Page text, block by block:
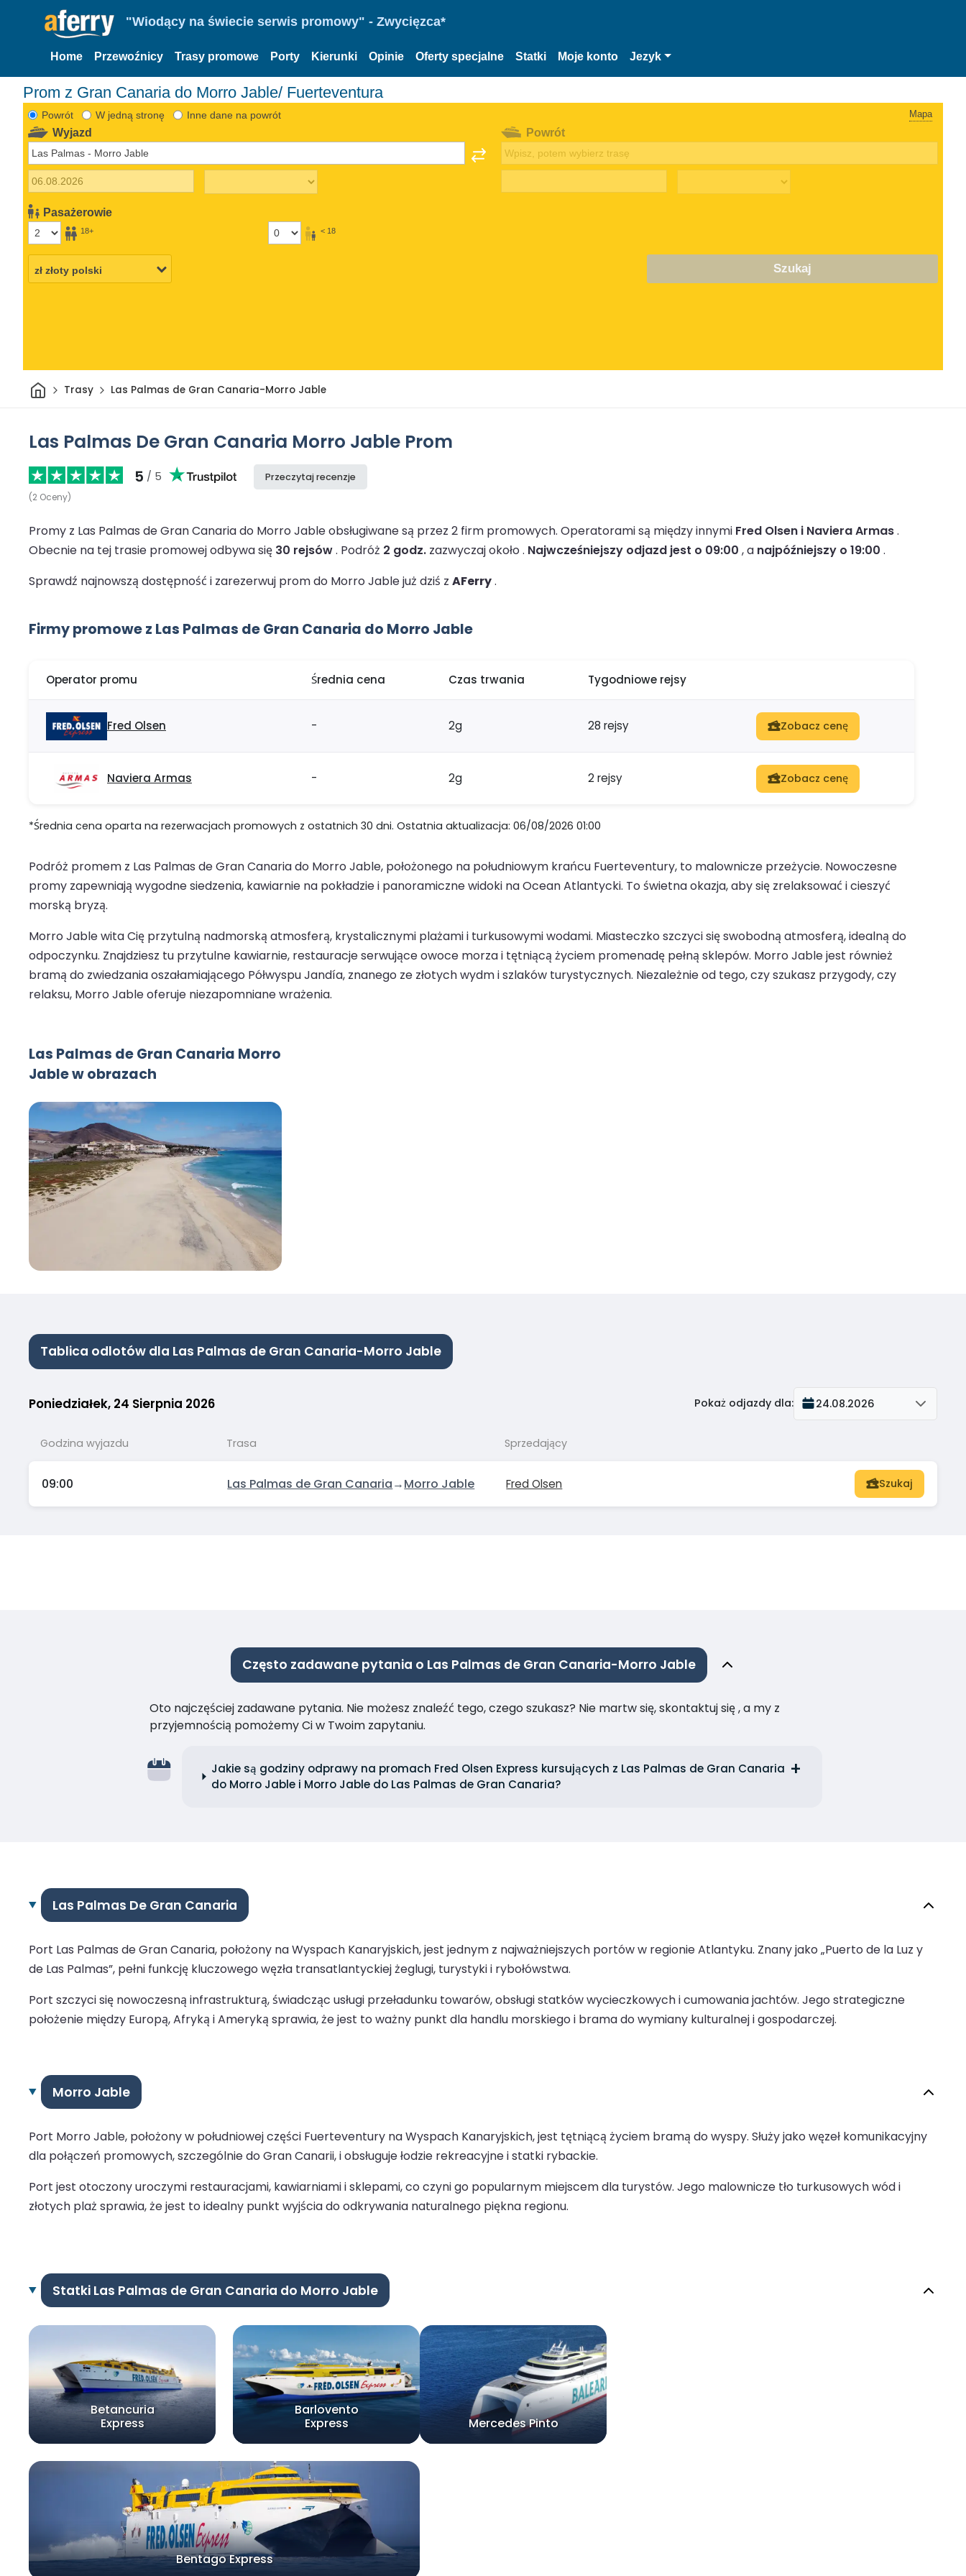
"Wiodący na świecie serwis promowy" - Zwycięzca*
Home Przewoźnicy Trasy promowe Porty Kierunki Opinie Oferty specjalne Statki Moje konto Jezyk
Prom z Gran Canaria do Morro Jable/ Fuerteventura
Powrót W jedną stronę Inne dane na powrót Mapa
Wyjazd
Pasażerowie
18+ < 18
Powrót
Szukaj
DomTrasy Las Palmas de Gran Canaria-Morro Jable
Las Palmas De Gran Canaria Morro Jable Prom
5 / 5
(2 Oceny)
Przeczytaj recenzje
Promy z Las Palmas de Gran Canaria do Morro Jable obsługiwane są przez 2 firm promowych. Operatorami są między innymi Fred Olsen i Naviera Armas.
Obecnie na tej trasie promowej odbywa się 30 rejsów. Podróż 2 godz. zazwyczaj około . Najwcześniejszy odjazd jest o 09:00 , a najpóźniejszy o 19:00 .
Sprawdź najnowszą dostępność i zarezerwuj prom do Morro Jable już dziś z AFerry.
Firmy promowe z Las Palmas de Gran Canaria do Morro Jable
Operator promu Średnia cena Czas trwania Tygodniowe rejsy
Fred Olsen - 2g 28 rejsy Zobacz cenę
Naviera Armas - 2g 2 rejsy Zobacz cenę
*Średnia cena oparta na rezerwacjach promowych z ostatnich 30 dni. Ostatnia aktualizacja: 06/08/2026 01:00
Podróż promem z Las Palmas de Gran Canaria do Morro Jable, położonego na południowym krańcu Fuerteventury, to malownicze przeżycie. Nowoczesne
promy zapewniają wygodne siedzenia, kawiarnie na pokładzie i panoramiczne widoki na Ocean Atlantycki. To świetna okazja, aby się zrelaksować i cieszyć
morską bryzą.
Morro Jable wita Cię przytulną nadmorską atmosferą, krystalicznymi plażami i turkusowymi wodami. Miasteczko szczyci się swobodną atmosferą, idealną do
odpoczynku. Znajdziesz tu przytulne kawiarnie, restauracje serwujące owoce morza i tętniącą życiem promenadę pełną sklepów. Morro Jable jest również
bramą do zwiedzania oszałamiającego Półwyspu Jandía, znanego ze złotych wydm i szlaków turystycznych. Niezależnie od tego, czy szukasz przygody, czy
relaksu, Morro Jable oferuje niezapomniane wrażenia.
Las Palmas de Gran Canaria Morro
Jable w obrazach
Tablica odlotów dla Las Palmas de Gran Canaria-Morro Jable
Poniedziałek, 24 Sierpnia 2026 Pokaż odjazdy dla: 24.08.2026
Godzina wyjazdu Trasa Sprzedający
09:00 Las Palmas de Gran Canaria→Morro Jable Fred Olsen Szukaj
Często zadawane pytania o Las Palmas de Gran Canaria-Morro Jable
Oto najczęściej zadawane pytania. Nie możesz znaleźć tego, czego szukasz? Nie martw się, skontaktuj się , a my z
przyjemnością pomożemy Ci w Twoim zapytaniu.
Jakie są godziny odprawy na promach Fred Olsen Express kursujących z Las Palmas de Gran Canaria
do Morro Jable i Morro Jable do Las Palmas de Gran Canaria?
Las Palmas De Gran Canaria
Port Las Palmas de Gran Canaria, położony na Wyspach Kanaryjskich, jest jednym z najważniejszych portów w regionie Atlantyku. Znany jako „Puerto de la Luz y
de Las Palmas”, pełni funkcję kluczowego węzła transatlantyckiej żeglugi, turystyki i rybołówstwa.
Port szczyci się nowoczesną infrastrukturą, świadcząc usługi przeładunku towarów, obsługi statków wycieczkowych i cumowania jachtów. Jego strategiczne
położenie między Europą, Afryką i Ameryką sprawia, że jest to ważny punkt dla handlu morskiego i brama do wymiany kulturalnej i gospodarczej.
Morro Jable
Port Morro Jable, położony w południowej części Fuerteventury na Wyspach Kanaryjskich, jest tętniącą życiem bramą do wyspy. Służy jako węzeł komunikacyjny
dla połączeń promowych, szczególnie do Gran Canarii, i obsługuje łodzie rekreacyjne i statki rybackie.
Port jest otoczony uroczymi restauracjami, kawiarniami i sklepami, co czyni go popularnym miejscem dla turystów. Jego malownicze tło turkusowych wód i
złotych plaż sprawia, że jest to idealny punkt wyjścia do odkrywania naturalnego piękna regionu.
Statki Las Palmas de Gran Canaria do Morro Jable
Betancuria
Express
Barlovento
Express
Bentago Express
Mercedes Pinto